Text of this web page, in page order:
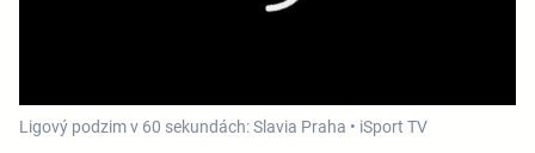
Ligový podzim v 60 sekundách: Slavia Praha • iSport TV